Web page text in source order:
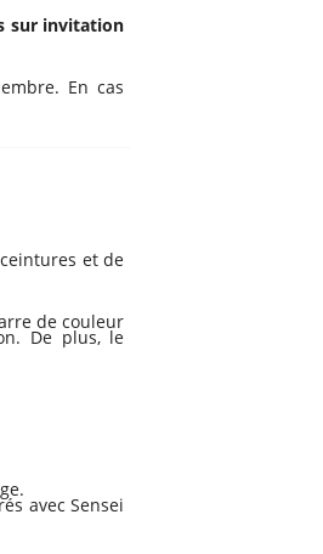
sur invitation
En cas
et de
de couleur
De plus, le
avec Sensei